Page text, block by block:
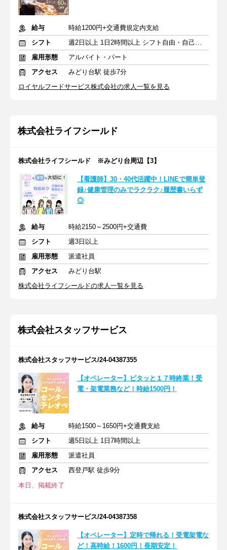
給与
時給1200円+交通費規定内支給
シフト
週2日以上 1日2時間以上 シフト自由・自己申告
雇用形態
アルバイト・パート
アクセス
みどり台駅 徒歩7分
ロイヤルフードサービス株式会社の求人一覧を見る
株式会社ライフシールド
株式会社ライフシールド ※みどり台周辺【3】
【看護師】30・40代活躍中！LINEで簡単登
録♪健康管理のみでラクラク♪履歴書いらず
◎
給与
時給2150～2500円+交通費
シフト
週3日以上
雇用形態
派遣社員
アクセス
みどり台駅
株式会社ライフシールドの求人一覧を見る
株式会社スタッフサービス
株式会社スタッフサービス/24-04387355
【オペレーター】ピタッと１７時終業！受
電・架電業務など！時給1500円！
給与
時給1500～1650円+交通費支給
シフト
週5日以上 1日7時間以上
雇用形態
派遣社員
アクセス
西登戸駅 徒歩9分
本日、掲載終了
株式会社スタッフサービス/24-04387358
【オペレーター】定時で帰れる！受電架電な
ど！高時給！1600円！長期安定！